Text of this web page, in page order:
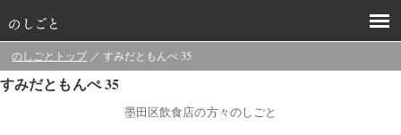
のしごとトップ ／ すみだともんぺ 35
すみだともんぺ 35
墨田区飲食店の方々のしごと